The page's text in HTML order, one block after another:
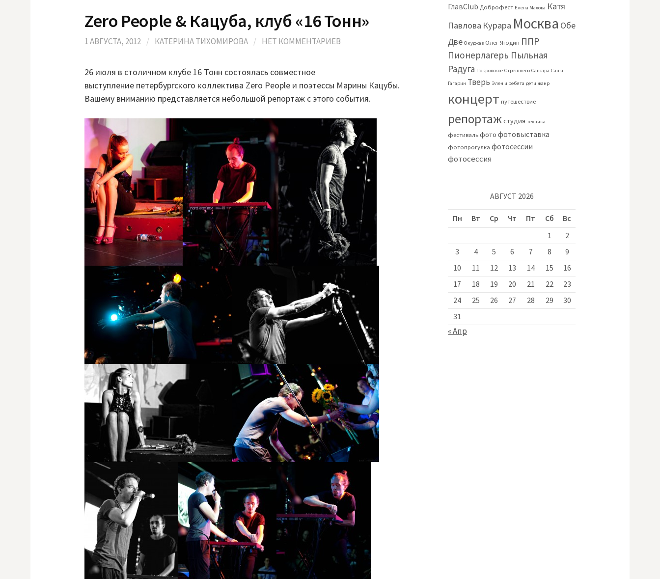
n
l
s
i
k
Zero People & Кацуба, клуб «16 Тонн»
1 АВГУСТА, 2012 / КАТЕРИНА ТИХОМИРОВА / НЕТ КОММЕНТАРИЕВ
26 июля в столичном клубе 16 Тонн состоялась совместное
выступление петербургского коллектива Zero People и поэтессы Марины Кацубы.
Вашему вниманию представляется небольшой репортаж с этого события.
ГлавClub Доброфест Елена Махова Катя
Павлова Курара Москва Обе
Две Окуджав Олег Ягодин ППР
Пионерлагерь Пыльная
Радуга Покровское-Стрешнево Сансара Саша
Гагарин Тверь Элен и ребята дети жанр
концерт путешествие
репортажстудия техника
фестиваль фото фотовыставка
фотопрогулка фотосессии
фотосессия
АВГУСТ 2026
Пн Вт Ср Чт Пт Сб
Вс
1
2
3
4 5 6 7 8
9
10
11 12 13 14 15
16
17
18 19 20 21 22
23
24
25 26 27 28 29
30
31
« Апр